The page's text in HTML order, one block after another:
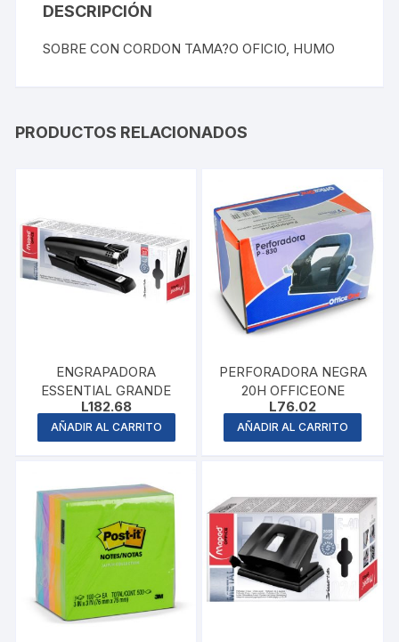
DESCRIPCIÓN
SOBRE CON CORDON TAMA?O OFICIO, HUMO
PRODUCTOS RELACIONADOS
ENGRAPADORA
ESSENTIAL GRANDE
L182.68
AÑADIR AL CARRITO
PERFORADORA NEGRA
20H OFFICEONE
L76.02
AÑADIR AL CARRITO